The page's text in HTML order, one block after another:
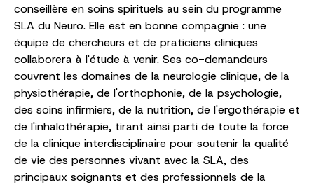
conseillère en soins spirituels au sein du programme
SLA du Neuro. Elle est en bonne compagnie : une
équipe de chercheurs et de praticiens cliniques
collaborera à l'étude à venir. Ses co-demandeurs
couvrent les domaines de la neurologie clinique, de la
physiothérapie, de l'orthophonie, de la psychologie,
des soins infirmiers, de la nutrition, de l'ergothérapie et
de l'inhalothérapie, tirant ainsi parti de toute la force
de la clinique interdisciplinaire pour soutenir la qualité
de vie des personnes vivant avec la SLA, des
principaux soignants et des professionnels de la